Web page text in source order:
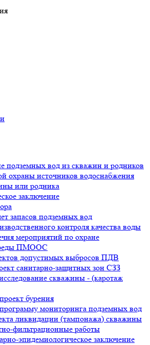
подземных вод из скважин и родников
охраны источников водоснабжения
или родника
заключение
запасов подземных вод
контроля качества воды
мероприятий по охране
ПМООС
допустимых выбросов ПДВ
санитарно-защитных зон СЗЗ
скважины - (каротаж
бурения
мониторинга подземных вод
ликвидации (тампонажа) скважины
фильтрационные работы
эпидемиологическое заключение